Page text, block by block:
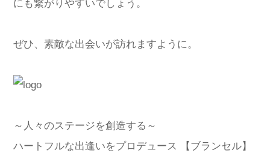
にも繋がりやすいでしょう。
ぜひ、素敵な出会いが訪れますように。
～人々のステージを創造する～
ハートフルな出逢いをプロデュース 【ブランセル】